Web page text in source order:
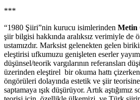
***
“1980 Şiiri”nin kurucu isimlerinden Metin
şiir bilgisi hakkında aralıksız verimiyle de
ustamızdır. Marksist gelenekten gelen
eleştirisi ufkumuzu genişleten eserler
düşünsel/teorik vargılarının referansları
üzerinden eleştirel bir okuma hattı
öngörüleri dolayında estetik ve şiir
saptamaya ışık düşürüyor. Artık aştığımız